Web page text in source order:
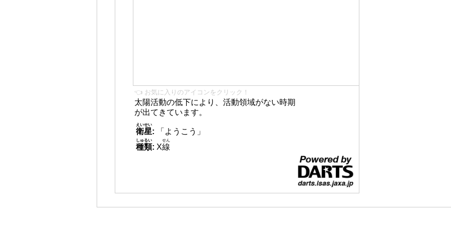
👈 お気に入りのアイコンをクリック！
太陽活動の低下により、活動領域がない時期
が出てきています。
衛星
えいせい
:
「ようこう」
種類
しゅるい
: X線
せん